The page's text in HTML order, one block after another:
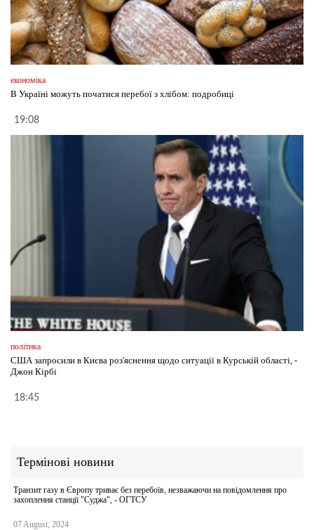
економіка
В Україні можуть початися перебої з хлібом: подробиці
19:08
політика
США запросили в Києва роз'яснення щодо ситуації в Курській області, -
Джон Кірбі
18:45
Термінові новини
Транзит газу в Європу триває без перебоїв, незважаючи на повідомлення про
захоплення станції "Суджа", - ОГТСУ
07 August, 2024